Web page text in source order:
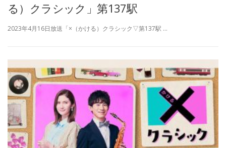
る）クラシック」第137駅
2023年4月16日放送「×（かける）クラシック▽第137駅 …